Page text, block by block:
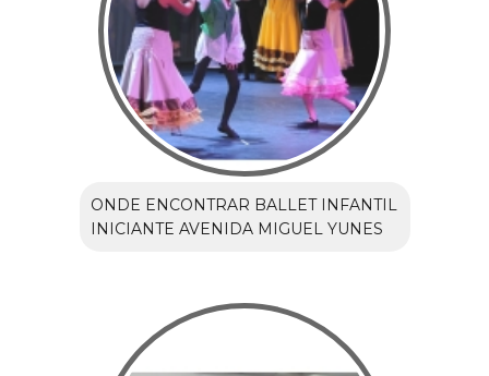
ONDE ENCONTRAR BALLET INFANTIL
INICIANTE AVENIDA MIGUEL YUNES